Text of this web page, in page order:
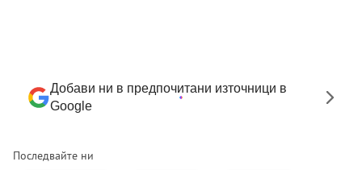
Добави ни в предпочитани източници в
Google
Последвайте ни